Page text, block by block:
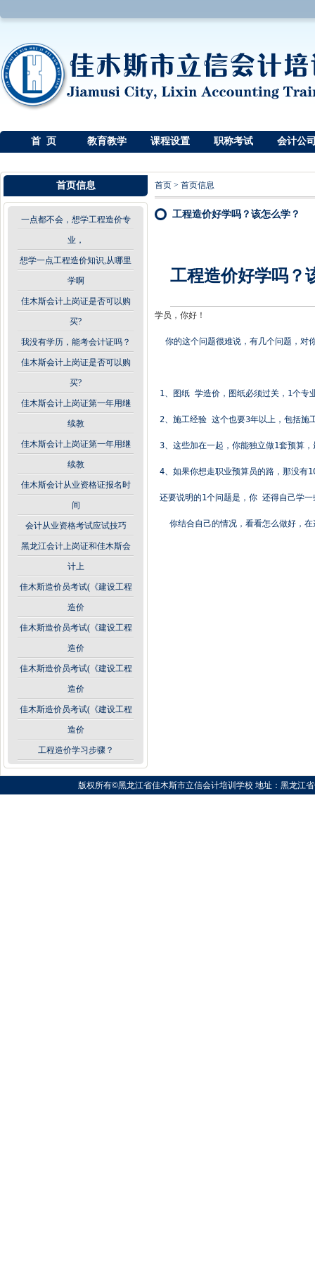
首 页 教育教学 课程设置 职称考试 会计公
首页信息
一点都不会，想学工程造价专
业，
想学一点工程造价知识,从哪里
学啊
佳木斯会计上岗证是否可以购
买?
我没有学历，能考会计证吗？
佳木斯会计上岗证是否可以购
买?
佳木斯会计上岗证第一年用继
续教
佳木斯会计上岗证第一年用继
续教
佳木斯会计从业资格证报名时
间
会计从业资格考试应试技巧
黑龙江会计上岗证和佳木斯会
计上
佳木斯造价员考试(《建设工程
造价
佳木斯造价员考试(《建设工程
造价
佳木斯造价员考试(《建设工程
造价
佳木斯造价员考试(《建设工程
造价
工程造价学习步骤？
首页 > 首页信息
工程造价好学吗？该怎么学？
工程造价好学吗？
学员，你好！
你的这个问题很难说，有几个问题，对
1、图纸 学造价，图纸必须过关，1个专
2、施工经验 这个也要3年以上，包括施
3、这些加在一起，你能独立做1套预算
4、如果你想走职业预算员的路，那没有
还要说明的1个问题是，你 还得自己学
你结合自己的情况，看看怎么做好，
版权所有©黑龙江省佳木斯市立信会计培训学校 地址：黑龙江